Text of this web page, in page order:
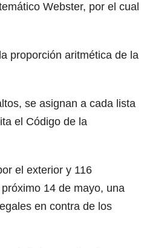
Webster, por el cual
proporción aritmética de la
se asignan a cada lista
el Código de la
el exterior y 116
14 de mayo, una
en contra de los